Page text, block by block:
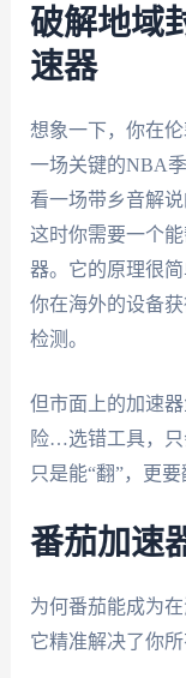
破解地域
速器
想象一下，你在
一场关键的NBA
看一场带乡音解说
这时你需要一个
器。它的原理很
你在海外的设备
检测。
但市面上的加速
险…选错工具，
只是能“翻”，更
番茄加速
为何番茄能成为
它精准解决了你所